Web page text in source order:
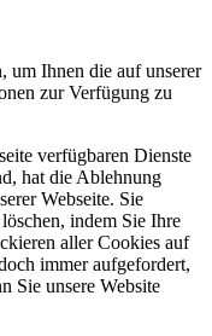
um Ihnen die auf unserer
zur Verfügung zu
verfügbaren Dienste
hat die Ablehnung
Webseite. Sie
indem Sie Ihre
aller Cookies auf
immer aufgefordert,
Sie unsere Website